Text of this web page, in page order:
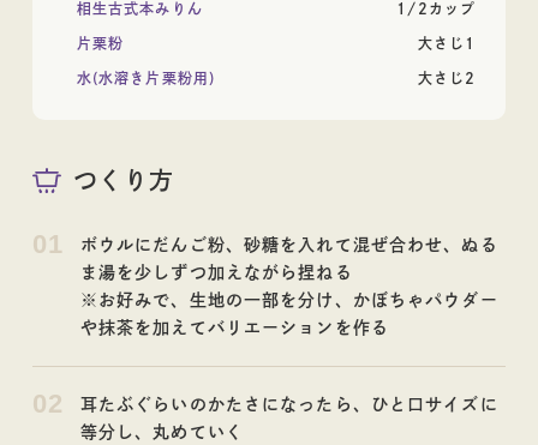
相生古式本みりん 1/2カップ
片栗粉 大さじ1
水(水溶き片栗粉用) 大さじ2
つくり方
01
ボウルにだんご粉、砂糖を入れて混ぜ合わせ、ぬる
ま湯を少しずつ加えながら捏ねる
※お好みで、生地の一部を分け、かぼちゃパウダー
や抹茶を加えてバリエーションを作る
02
耳たぶぐらいのかたさになったら、ひと口サイズに
等分し、丸めていく
レシピ コラム